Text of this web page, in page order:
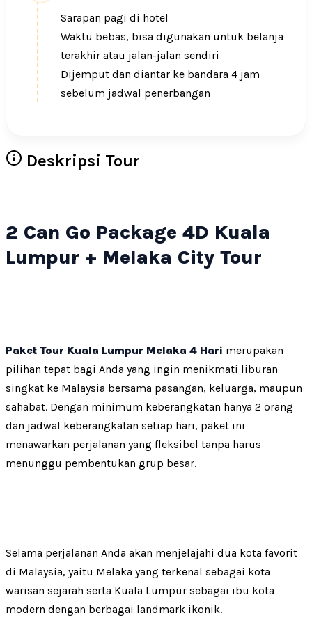
Sarapan pagi di hotel
Waktu bebas, bisa digunakan untuk belanja
terakhir atau jalan-jalan sendiri
Dijemput dan diantar ke bandara 4 jam
sebelum jadwal penerbangan
Deskripsi Tour
2 Can Go Package 4D Kuala
Lumpur + Melaka City Tour
Paket Tour Kuala Lumpur Melaka 4 Hari merupakan
pilihan tepat bagi Anda yang ingin menikmati liburan
singkat ke Malaysia bersama pasangan, keluarga, maupun
sahabat. Dengan minimum keberangkatan hanya 2 orang
dan jadwal keberangkatan setiap hari, paket ini
menawarkan perjalanan yang fleksibel tanpa harus
menunggu pembentukan grup besar.
Selama perjalanan Anda akan menjelajahi dua kota favorit
di Malaysia, yaitu Melaka yang terkenal sebagai kota
warisan sejarah serta Kuala Lumpur sebagai ibu kota
modern dengan berbagai landmark ikonik.